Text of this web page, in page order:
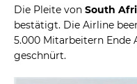
Die Pleite von South
bestätigt. Die Airline
5.000 Mitarbeitern Ende
geschnürt.